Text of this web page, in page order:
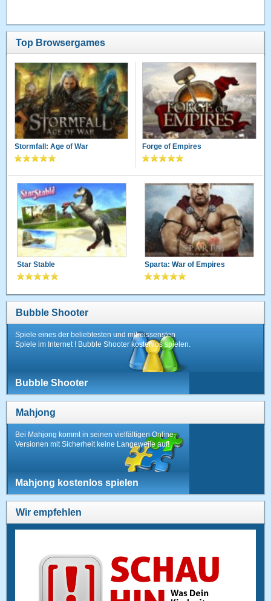
Top Browsergames
Stormfall: Age of War Forge of Empires
Star Stable Sparta: War of Empires
Bubble Shooter
Spiele eines der beliebtesten und mitreissensten
Spiele im Internet ! Bubble Shooter kostenlos spielen.
Bubble Shooter
Mahjong
Bei Mahjong kommt in seinen vielfältigen Online-
Versionen mit Sicherheit keine Langeweile auf!
Mahjong kostenlos spielen
Wir empfehlen